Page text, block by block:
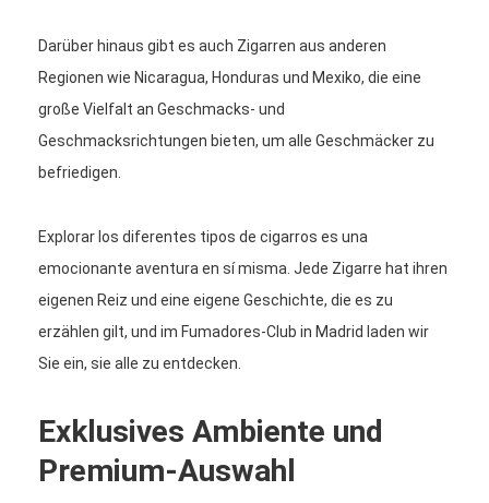
Darüber hinaus gibt es auch Zigarren aus anderen
Regionen wie Nicaragua, Honduras und Mexiko, die eine
große Vielfalt an Geschmacks- und
Geschmacksrichtungen bieten, um alle Geschmäcker zu
befriedigen.
Explorar los diferentes tipos de cigarros es una
emocionante aventura en sí misma. Jede Zigarre hat ihren
eigenen Reiz und eine eigene Geschichte, die es zu
erzählen gilt, und im Fumadores-Club in Madrid laden wir
Sie ein, sie alle zu entdecken.
Exklusives Ambiente und
Premium-Auswahl